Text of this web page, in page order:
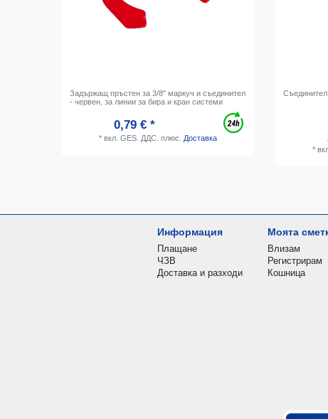
Задържащ пръстен за 3/8" маркуч и съединител
- червен, за линии за бира и кран системи
0,79 € *
* вкл. GES. ДДС. плюс. Доставка
*
Информация
Плащане
ЧЗВ
Доставка и разходи
Моята
Влизам
Регистрирам
Кошница